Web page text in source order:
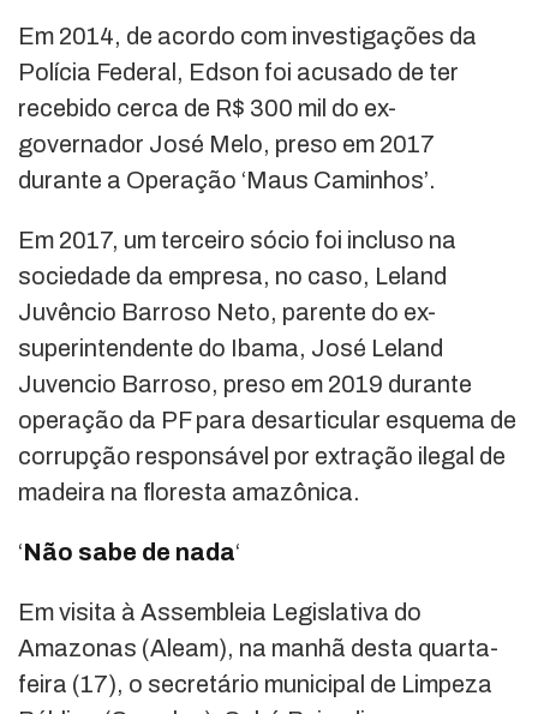
Em 2014, de acordo com investigações da
Polícia Federal, Edson foi acusado de ter
recebido cerca de R$ 300 mil do ex-
governador José Melo, preso em 2017
durante a Operação ‘Maus Caminhos’.
Em 2017, um terceiro sócio foi incluso na
sociedade da empresa, no caso, Leland
Juvêncio Barroso Neto, parente do ex-
superintendente do Ibama, José Leland
Juvencio Barroso, preso em 2019 durante
operação da PF para desarticular esquema de
corrupção responsável por extração ilegal de
madeira na floresta amazônica.
‘Não sabe de nada‘
Em visita à Assembleia Legislativa do
Amazonas (Aleam), na manhã desta quarta-
feira (17), o secretário municipal de Limpeza